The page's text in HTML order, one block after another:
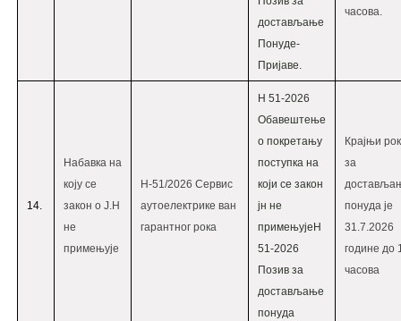
достављање
Понуде-
Пријаве.
часова.
14.
Набавка на
коју се
закон о Ј.Н
не
примењује
Н-51/2026 Сервис
аутоелектрике ван
гарантног рока
Н 51-2026
Обавештење
о покретању
поступка на
који се закон
јн не
примењује Н
51-2026
Позив за
достављање
понуда
Крајњи рок
за
понуда је
31.7.2026
године до
часова